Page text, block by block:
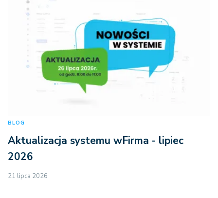
BLOG
Aktualizacja systemu wFirma - lipiec
2026
21 lipca 2026